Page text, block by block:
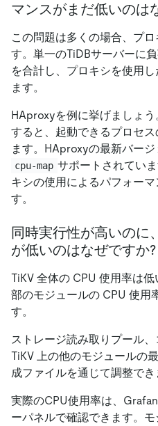
マンスがまだ低いのは
この問題は多くの場合、プ
す。単一のTiDBサーバーに
を合計し、プロキシを使用
ます。
HAproxyを例に挙げましょう
すると、起動できるプロセ
ます。HAproxyの最新バージ
cpu-map サポートされてい
キシの使用によるパフォー
す。
同時実行性が高いのに
が低いのはなぜですか?
TiKV 全体の CPU 使用率は
部のモジュールの CPU 使用
す。
ストレージ読み取りプール、
TiKV 上の他のモジュールの
成ファイルを通じて調整でき
実際のCPU使用率は、
ーパネルで確認できます。